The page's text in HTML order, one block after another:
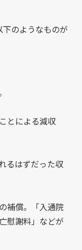
のようなものが
とによる減収
るはずだった収
補償。「入通院
慰謝料」などが